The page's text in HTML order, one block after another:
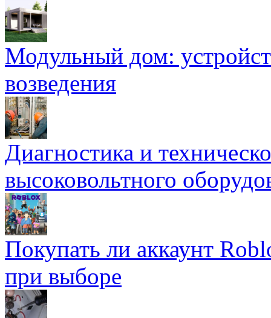
Модульный дом:
возведения
Диагностика и
высоковольтного
Покупать ли аккаунт
при выборе